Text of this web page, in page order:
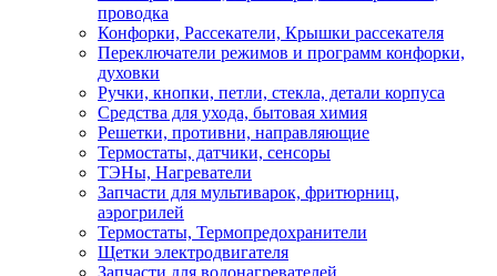
проводка
Конфорки, Рассекатели, Крышки рассекателя
Переключатели режимов и программ конфорки,
духовки
Ручки, кнопки, петли, стекла, детали корпуса
Средства для ухода, бытовая химия
Решетки, противни, направляющие
Термостаты, датчики, сенсоры
ТЭНы, Нагреватели
Запчасти для мультиварок, фритюрниц,
аэрогрилей
Термостаты, Термопредохранители
Щетки электродвигателя
Запчасти для водонагревателей